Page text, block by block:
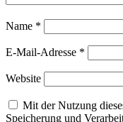
Name *
E-Mail-Adresse *
Website
Mit der Nutzung
Speicherung und